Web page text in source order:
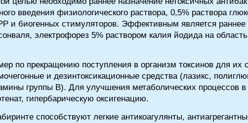
введения физиологического раствора, 0,5% раствора
и биогенных стимуляторов. Эффективным является
электрофорез 5% раствором калия йодида на
по прекращению поступления в организм токсинов для их
и дезинтоксикационные средства (лазикс,
группы В). Для улучшения метаболических процессов в
гипербарическую оксигенацию.
способствуют легкие антикоагулянты,